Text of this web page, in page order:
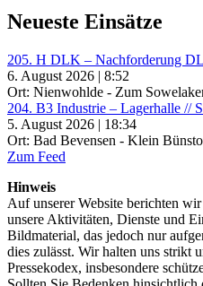
Neueste Einsätze
205. H DLK – Nachforderung
6. August 2026 | 8:52
Ort: Nienwohlde - Zum
204. B3 Industrie – Lagerhalle //
5. August 2026 | 18:34
Ort: Bad Bevensen - Klein
Zum Feed
Hinweis
Auf unserer Website berichten
unsere Aktivitäten, Dienste und
Bildmaterial, das jedoch nur
dies zulässt. Wir halten uns strikt
Pressekodex, insbesondere